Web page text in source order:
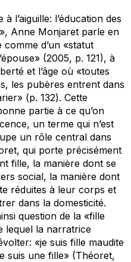
l’aiguille: l’éducation des
Anne Monjaret parle en
comme d’un «statut
(2005, p. 121), à
et l’âge où «toutes
les pubères entrent dans
(p. 132). Cette
partie à ce qu’on
un terme qui n’est
un rôle central dans
qui porte précisément
fille, la manière dont se
social, la manière dont
réduites à leur corps et
dans la domesticité.
question de la «fille
lequel la narratrice
«je suis fille maudite
suis une fille» (Théoret,